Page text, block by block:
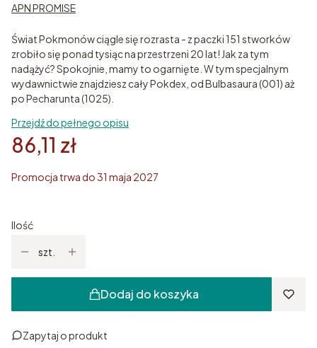
APN PROMISE
Świat Pokmonów ciągle się rozrasta - z paczki 151 stworków
zrobiło się ponad tysiąc na przestrzeni 20 lat! Jak za tym
nadążyć? Spokojnie, mamy to ogarnięte. W tym specjalnym
wydawnictwie znajdziesz cały Pokdex, od Bulbasaura (001) aż
po Pecharunta (1025).
Przejdź do pełnego opisu
86,11 zł
Promocja trwa do 31 maja 2027
Ilość
szt.
Dodaj do koszyka
Zapytaj o produkt